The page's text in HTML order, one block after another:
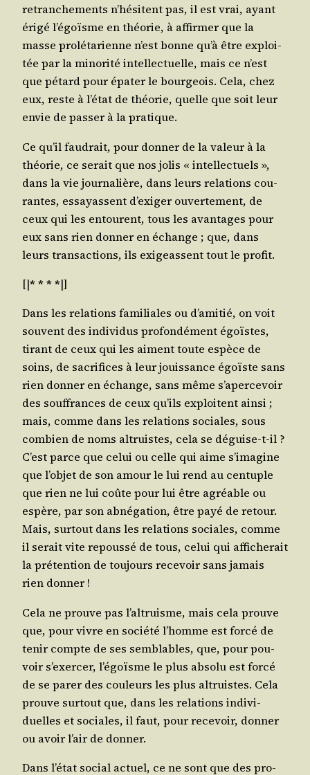
retran­che­ments n’hé­sitent pas, il est vrai, ayant
éri­gé l’é­goïsme en théo­rie, à affir­mer que la
masse pro­lé­ta­rienne n’est bonne qu’à être exploi­
tée par la mino­ri­té intel­lec­tuelle, mais ce n’est
que pétard pour épa­ter le bour­geois. Cela, chez
eux, reste à l’é­tat de théo­rie, quelle que soit leur
envie de pas­ser à la pratique.
Ce qu’il fau­drait, pour don­ner de la valeur à la
théo­rie, ce serait que nos jolis « intel­lec­tuels »,
dans la vie jour­na­lière, dans leurs rela­tions cou­
rantes, essayassent d’exi­ger ouver­te­ment, de
ceux qui les entourent, tous les avan­tages pour
eux sans rien don­ner en échange ; que, dans
leurs tran­sac­tions, ils exi­geassent tout le profit.
[|* * * *|]
Dans les rela­tions fami­liales ou d’a­mi­tié, on voit
sou­vent des indi­vi­dus pro­fon­dé­ment égoïstes,
tirant de ceux qui les aiment toute espèce de
soins, de sacri­fices à leur jouis­sance égoïste sans
rien don­ner en échange, sans même s’a­per­ce­voir
des souf­frances de ceux qu’ils exploitent ain­si ;
mais, comme dans les rela­tions sociales, sous
com­bien de noms altruistes, cela se déguise-t-il ?
C’est parce que celui ou celle qui aime s’i­ma­gine
que l’ob­jet de son amour le lui rend au cen­tuple
que rien ne lui coûte pour lui être agréable ou
espère, par son abné­ga­tion, être payé de retour.
Mais, sur­tout dans les rela­tions sociales, comme
il serait vite repous­sé de tous, celui qui affi­che­rait
la pré­ten­tion de tou­jours rece­voir sans jamais
rien donner !
Cela ne prouve pas l’al­truisme, mais cela prouve
que, pour vivre en socié­té l’homme est for­cé de
tenir compte de ses sem­blables, que, pour pou­
voir s’exer­cer, l’é­goïsme le plus abso­lu est for­cé
de se parer des cou­leurs les plus altruistes. Cela
prouve sur­tout que, dans les rela­tions indi­vi­
duelles et sociales, il faut, pour rece­voir, don­ner
ou avoir l’air de donner.
Dans l’é­tat social actuel, ce ne sont que des pro­